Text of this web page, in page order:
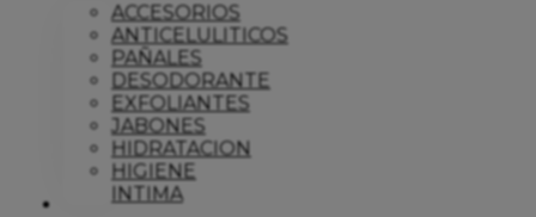
ACCESORIOS
ANTICELULITICOS
PAÑALES
DESODORANTE
EXFOLIANTES
JABONES
HIDRATACION
HIGIENE
INTIMA
Dermo